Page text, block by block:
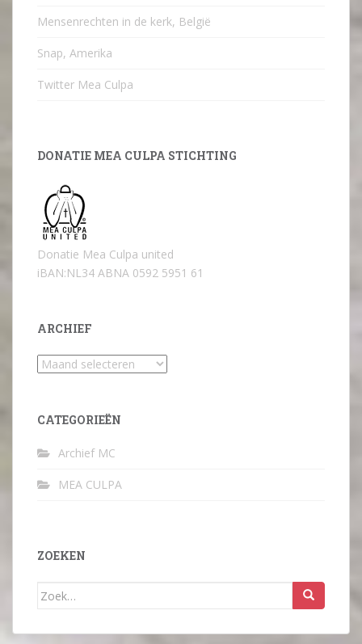
Mensenrechten in de kerk, België
Snap, Amerika
Twitter Mea Culpa
DONATIE MEA CULPA STICHTING
Donatie Mea Culpa united
iBAN:NL34 ABNA 0592 5951 61
ARCHIEF
Archief
CATEGORIEËN
Archief MC
MEA CULPA
ZOEKEN
Zoek